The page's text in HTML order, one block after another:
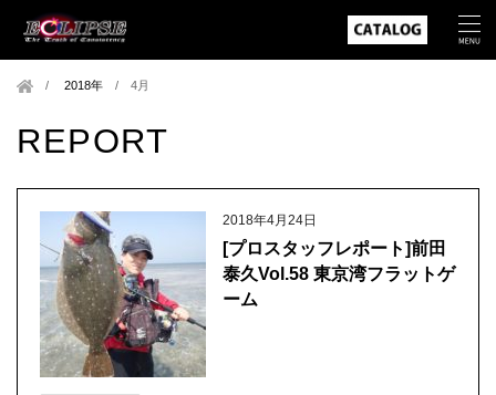
2018年 /4月
REPORT
2018年4月24日
[プロスタッフレポート]前田
泰久Vol.58 東京湾フラットゲ
ーム